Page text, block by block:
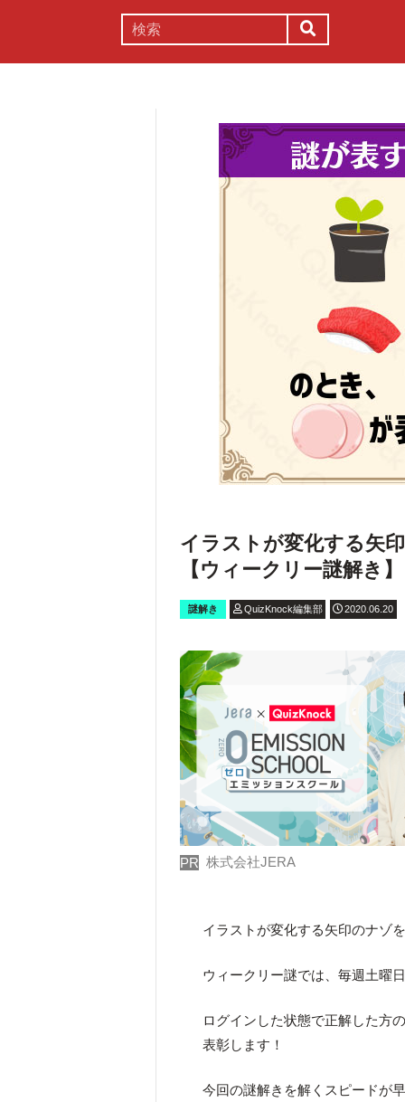
イラストが変化する矢
【ウィークリー謎解き】
謎解き QuizKnock編集部 2020.06.20
PR 株式会社JERA
イラストが変化する矢印のナゾ
ウィークリー謎では、毎週土曜
ログインした状態で正解した方
表彰します！
今回の謎解きを解くスピードが